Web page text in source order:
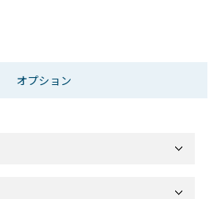
オプション